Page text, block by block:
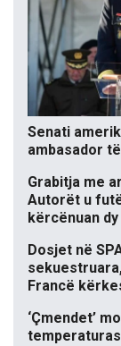
Senati
ambasador
Grabitja me
Autorët u
kërcënuan
Dosjet në
Francë
‘Çmendet’